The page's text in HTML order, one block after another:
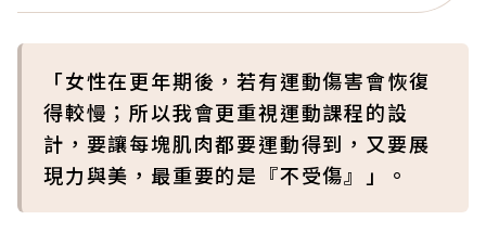
「女性在更年期後，若有運動傷害會恢復
得較慢；所以我會更重視運動課程的設
計，要讓每塊肌肉都要運動得到，又要展
現力與美，最重要的是『不受傷』」。